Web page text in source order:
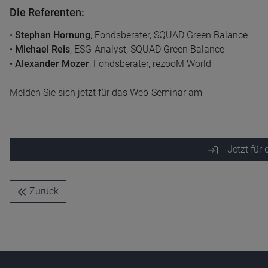
Die Referenten:
• Stephan Hornung, Fondsberater, SQUAD Green Balance
• Michael Reis, ESG-Analyst, SQUAD Green Balance
• Alexander Mozer, Fondsberater, rezooM World
Melden Sie sich jetzt für das Web-Seminar am
Jetzt für
Zurück
Name
CPref
Anbieter
D&C
Ablauf
1 Jahr